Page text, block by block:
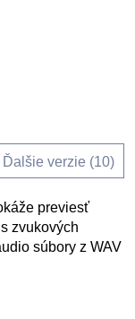
Ďalšie verzie (10)
previesť
zvukových
súbory z WAV